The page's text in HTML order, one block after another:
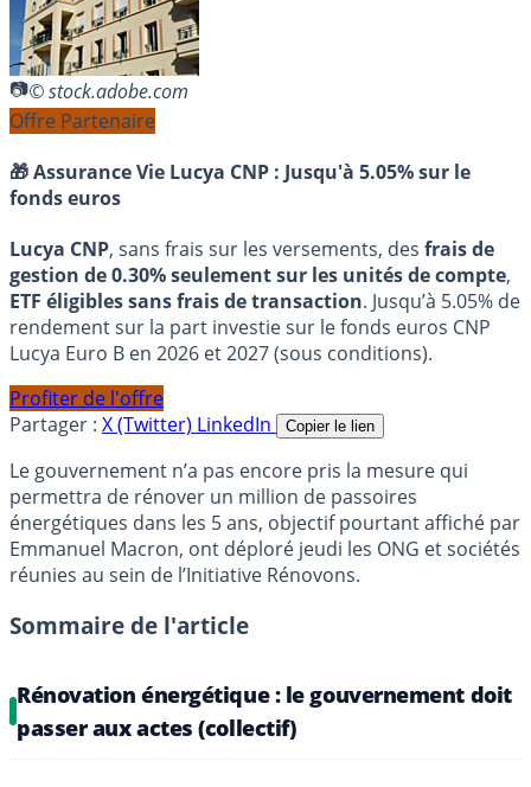
© stock.adobe.com
Offre Partenaire
🎁 Assurance Vie Lucya CNP : Jusqu'à 5.05% sur le
fonds euros
Lucya CNP, sans frais sur les versements, des frais de
gestion de 0.30% seulement sur les unités de compte,
ETF éligibles sans frais de transaction. Jusqu’à 5.05% de
rendement sur la part investie sur le fonds euros CNP
Lucya Euro B en 2026 et 2027 (sous conditions).
Profiter de l'offre
Partager : X (Twitter) LinkedIn Copier le lien
Le gouvernement n’a pas encore pris la mesure qui
permettra de rénover un million de passoires
énergétiques dans les 5 ans, objectif pourtant affiché par
Emmanuel Macron, ont déploré jeudi les ONG et sociétés
réunies au sein de l’Initiative Rénovons.
Sommaire de l'article
Rénovation énergétique : le gouvernement doit
passer aux actes (collectif)